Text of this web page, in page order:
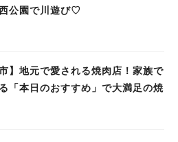
公園で川遊び♡
市】地元で愛される焼肉店！家族で
「本日のおすすめ」で大満足の焼